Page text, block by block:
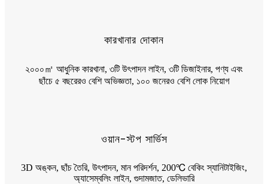
কারখানার দোকান
২০০০㎡ আধুনিক কারখানা, ৩টি উৎপাদন লাইন, ৩টি ডিজাইনার, পণ্য এবং
ছাঁচে ৫ বছরেরও বেশি অভিজ্ঞতা, ১০০ জনেরও বেশি লোক নিয়োগ
ওয়ান-স্টপ সার্ভিস
3D অঙ্কন, ছাঁচ তৈরি, উৎপাদন, মান পরিদর্শন, 200℃ বেকিং স্যানিটাইজিং,
অ্যাসেম্বলিং লাইন, গুদামজাত, ডেলিভারি